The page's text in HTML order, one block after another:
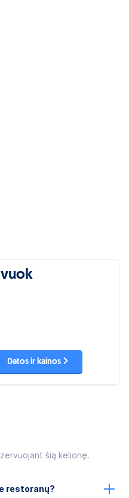
Datos ir kainos
šią kelionę.
restoranų?